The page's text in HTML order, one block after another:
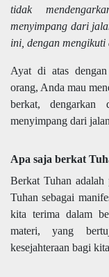
tidak
menyimpang dari
ini, dengan
Ayat di atas
orang, Anda mau
berkat, dengarkan
menyimpang dari
Apa saja berkat
Berkat Tuhan adalah
Tuhan sebagai
kita terima dalam
materi, yang
kesejahteraan bagi